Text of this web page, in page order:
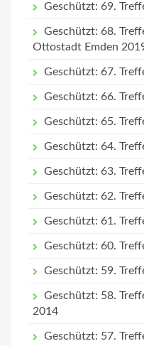
Geschützt: 69.
Geschützt: 68.
Ottostadt Emden
Geschützt: 67.
Geschützt: 66.
Geschützt: 65.
Geschützt: 64.
Geschützt: 63.
Geschützt: 62.
Geschützt: 61.
Geschützt: 60.
Geschützt: 59.
Geschützt: 58.
2014
Geschützt: 57.